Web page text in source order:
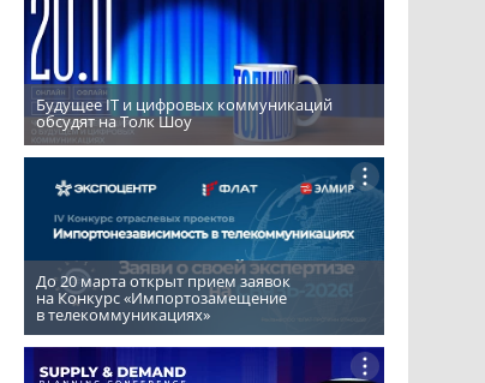
Будущее IT и цифровых коммуникаций
обсудят на Толк Шоу
До 20 марта открыт прием заявок
на Конкурс «Импортозамещение
в телекоммуникациях»